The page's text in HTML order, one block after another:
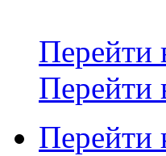
Перейти
Перейти
Перейти